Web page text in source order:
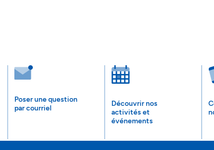
Poser une question
par courriel
Découvrir nos
activités et
événements